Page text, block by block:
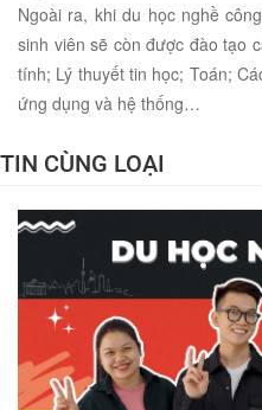
Ngoài ra, khi du học nghề
sinh viên sẽ còn được đào tạo
tính; Lý thuyết tin học; Toán;
ứng dụng và hệ thống…
TIN CÙNG LOẠI